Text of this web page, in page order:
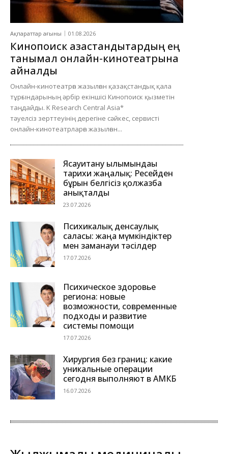
Ақпараттар ағыны 01.08.2026
Кинопоиск қазақстандықтардың ең
танымал онлайн-кинотеатрына
айналды
Онлайн-кинотеатрға жазылған қазақстандық қала
тұрғындарының әрбір екіншісі Кинопоиск қызметін
таңдайды. K Research Central Asia*
тәуелсіз зерттеуінің дерегіне сәйкес, сервисті
онлайн-кинотеатрларға жазылған...
Ясауитану ғылымындағы
тарихи жаңалық: Ресейден
бұрын белгісіз қолжазба
анықталды
23.07.2026
Психикалық денсаулық
саласы: жаңа мүмкіндіктер
мен заманауи тәсілдер
17.07.2026
Психическое здоровье
региона: новые
возможности, современные
подходы и развитие
системы помощи
17.07.2026
Хирургия без границ: какие
уникальные операции
сегодня выполняют в АМКБ
16.07.2026